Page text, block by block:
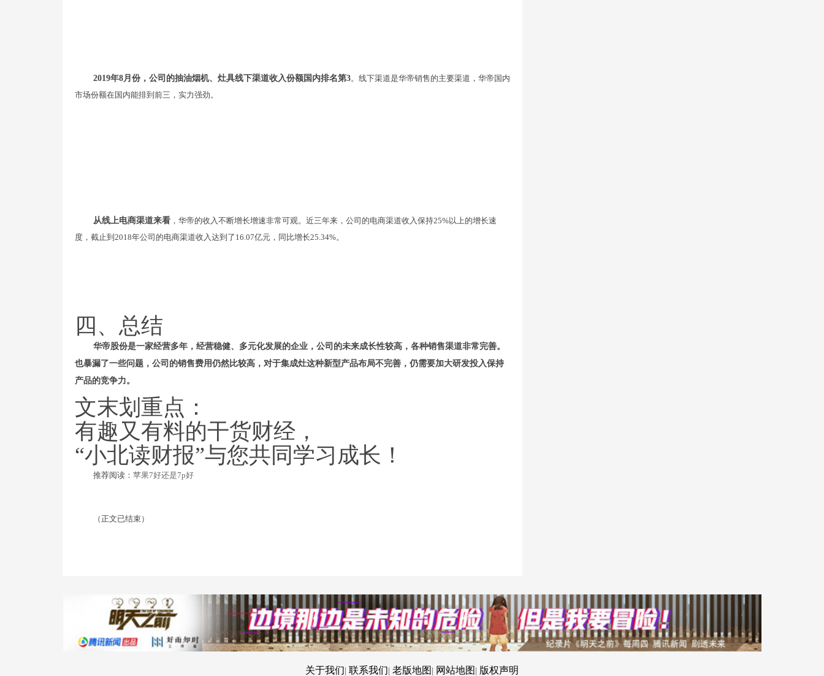
2019年8月份，公司的抽油烟机、灶具线下渠道收入份额国内排名第3。线下渠道是华帝销售的主要渠道，华帝国内
市场份额在国内能排到前三，实力强劲。
从线上电商渠道来看 ，华帝的收入不断增长增速非常可观。近三年来，公司的电商渠道收入保持25%以上的增长速
度，截止到2018年公司的电商渠道收入达到了16.07亿元，同比增长25.34%。
四、总结
华帝股份是一家经营多年，经营稳健、多元化发展的企业，公司的未来成长性较高，各种销售渠道非常完善。
也暴漏了一些问题，公司的销售费用仍然比较高，对于集成灶这种新型产品布局不完善，仍需要加大研发投入保持
产品的竞争力。
文末划重点：
有趣又有料的干货财经，
“小北读财报”与您共同学习成长！
推荐阅读： 苹果7好还是7p好
（正文已结束）
关于我们 联系我们 老版地图 网站地图 版权声明